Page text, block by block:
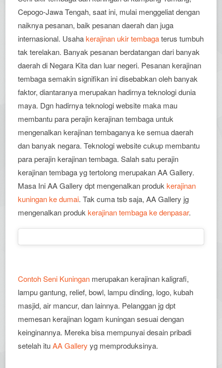
Cepogo-Jawa Tengah, saat ini, mulai menggeliat dengan
naiknya pesanan, baik pesanan daerah dan juga
internasional. Usahakerajinan ukir tembagaterus tumbuh
tak terelakan. Banyak pesanan berdatangan dari banyak
daerah di Negara Kita dan luar negeri. Pesanan kerajinan
tembaga semakin signifikan ini disebabkan oleh banyak
faktor, diantaranya merupakan hadirnya teknologi dunia
maya. Dgn hadirnya teknologi website maka mau
membantu para perajin kerajinan tembaga untuk
mengenalkan kerajinan tembaganya ke semua daerah
dan banyak negara. Teknologi website cukup membantu
para perajin kerajinan tembaga. Salah satu perajin
kerajinan tembaga yg tertolong merupakan AA Gallery.
Masa Ini AA Gallery dpt mengenalkan produkkerajinan
kuningan ke dumai. Tak cuma tsb saja, AA Gallery jg
mengenalkan produkkerajinan tembaga ke denpasar.
Contoh Seni Kuningan merupakan kerajinan kaligrafi,
lampu gantung, relief, bowl, lampu dinding, logo, kubah
masjid, air mancur, dan lainnya. Pelanggan jg dpt
memesan kerajinan logam kuningan sesuai dengan
keinginannya. Mereka bisa mempunyai desain pribadi
setelah ituAA Gallery yg memproduksinya.